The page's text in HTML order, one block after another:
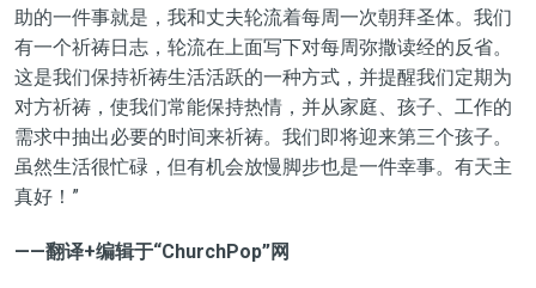
助的一件事就是，我和丈夫轮流着每周一次朝拜圣体。我们
有一个祈祷日志，轮流在上面写下对每周弥撒读经的反省。
这是我们保持祈祷生活活跃的一种方式，并提醒我们定期为
对方祈祷，使我们常能保持热情，并从家庭、孩子、工作的
需求中抽出必要的时间来祈祷。我们即将迎来第三个孩子。
虽然生活很忙碌，但有机会放慢脚步也是一件幸事。有天主
真好！”
——翻译+编辑于“ChurchPop”网